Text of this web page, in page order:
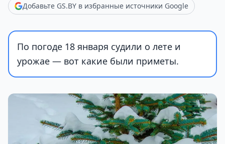
Добавьте GS.BY в избранные источники Google
По погоде 18 января судили о лете и
урожае — вот какие были приметы.